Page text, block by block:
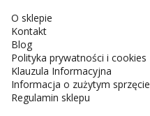
O sklepie
Kontakt
Blog
Polityka prywatności i cookies
Klauzula Informacyjna
Informacja o zużytym sprzęcie
Regulamin sklepu